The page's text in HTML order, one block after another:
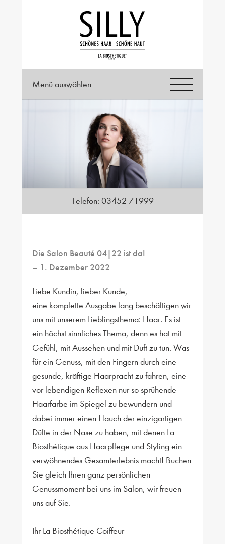
Menü auswählen
Telefon: 03452 71999
Die Salon Beauté 04|22 ist da!
– 1. Dezember 2022
Liebe Kundin, lieber Kunde,
eine komplette Ausgabe lang beschäftigen wir
uns mit unserem Lieblingsthema: Haar. Es ist
ein höchst sinnliches Thema, denn es hat mit
Gefühl, mit Aussehen und mit Duft zu tun. Was
für ein Genuss, mit den Fingern durch eine
gesunde, kräftige Haarpracht zu fahren, eine
vor lebendigen Reflexen nur so sprühende
Haarfarbe im Spiegel zu bewundern und
dabei immer einen Hauch der einzigartigen
Düfte in der Nase zu haben, mit denen La
Biosthétique aus Haarpflege und Styling ein
verwöhnendes Gesamterlebnis macht! Buchen
Sie gleich Ihren ganz persönlichen
Genussmoment bei uns im Salon, wir freuen
uns auf Sie.
Ihr La Biosthétique Coiffeur